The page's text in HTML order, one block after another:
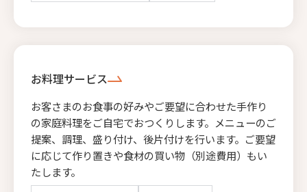
お料理サービス
お客さまのお食事の好みやご要望に合わせた手作り
の家庭料理をご自宅でおつくりします。メニューのご
提案、調理、盛り付け、後片付けを行います。ご要望
に応じて作り置きや食材の買い物（別途費用）もい
たします。